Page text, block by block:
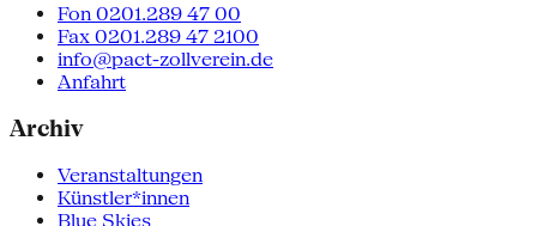
Fon 0201.289 47 00
Fax 0201.289 47 2100
info@pact-zollverein.de
Anfahrt
Archiv
Veranstaltungen
Künstler*innen
Blue Skies